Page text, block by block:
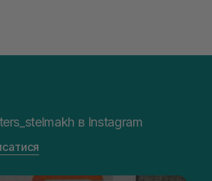
в Instagram